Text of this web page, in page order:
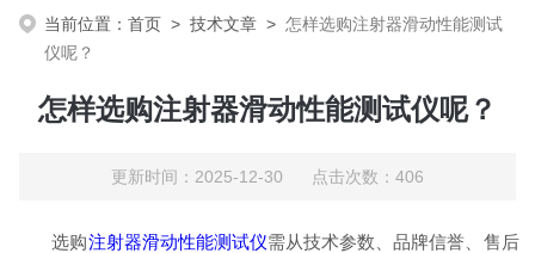
当前位置：首页 >技术文章 >怎样选购注射器滑动性能测试
仪呢？
怎样选购注射器滑动性能测试仪呢？
更新时间：2025-12-30 点击次数：406
选购注射器滑动性能测试仪需从技术参数、品牌信誉、售后